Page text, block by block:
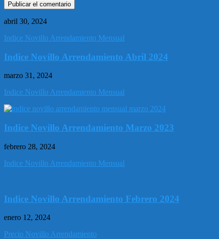
abril 30, 2024
Indice Novillo Arrendamiento Mensual
Indice Novillo Arrendamiento Abril 2024
marzo 31, 2024
Indice Novillo Arrendamiento Mensual
Indice Novillo Arrendamiento Marzo 2023
febrero 28, 2024
Indice Novillo Arrendamiento Mensual
Indice Novillo Arrendamiento Febrero 2024
enero 12, 2024
Precio Novillo Arrendamiento